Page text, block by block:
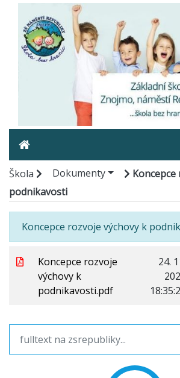
Škola Dokumenty
podnikavosti
Koncepce rozvoje výchovy k
Koncepce rozvoje
výchovy k
podnikavosti.pdf
24.